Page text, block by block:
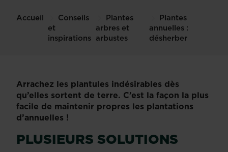
Accueil
Conseils
et
inspirations
Plantes
arbres et
arbustes
Plantes
annuelles :
désherber
Arrachez les plantules indésirables dès
qu’elles sortent de terre. C’est la façon la plus
facile de maintenir propres les plantations
d’annuelles !
PLUSIEURS SOLUTIONS